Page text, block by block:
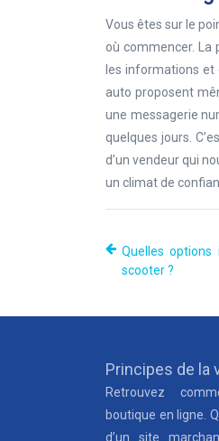
Vous êtes sur le
où commencer. La
les informations et
auto proposent
une messagerie
quelques jours.
d’un vendeur qui
un climat de
Quelles options
scooter ?
Principes de la
Retrouvez
boutique en ligne.
d’un site